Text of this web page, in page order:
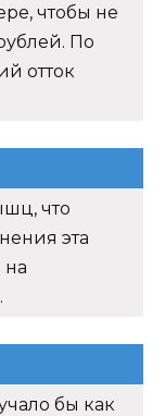
чтобы не
По
отток
что
эта
на
бы как